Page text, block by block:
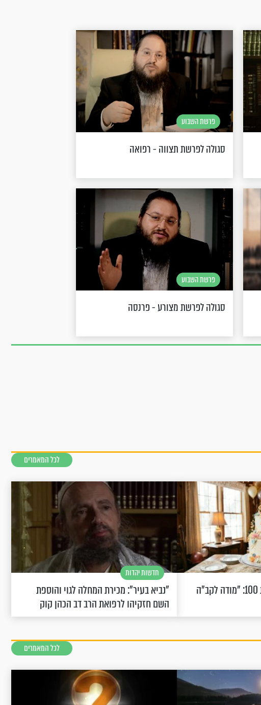
פרשת השבוע
סגולה לפרשת תצווה - רפואה
פרשת השבוע
סגולה לפרשת מצורע - פרנסה
לכל המאמרים
שורדת השואה שחוגגת 100: "מודה לקב"ה
חדשות יהדות
"נביא בעיר": מכירת המחלה לגוי והוספת
השם חזקיהו לרפואת הרב דב הכהן קוק
לכל המאמרים